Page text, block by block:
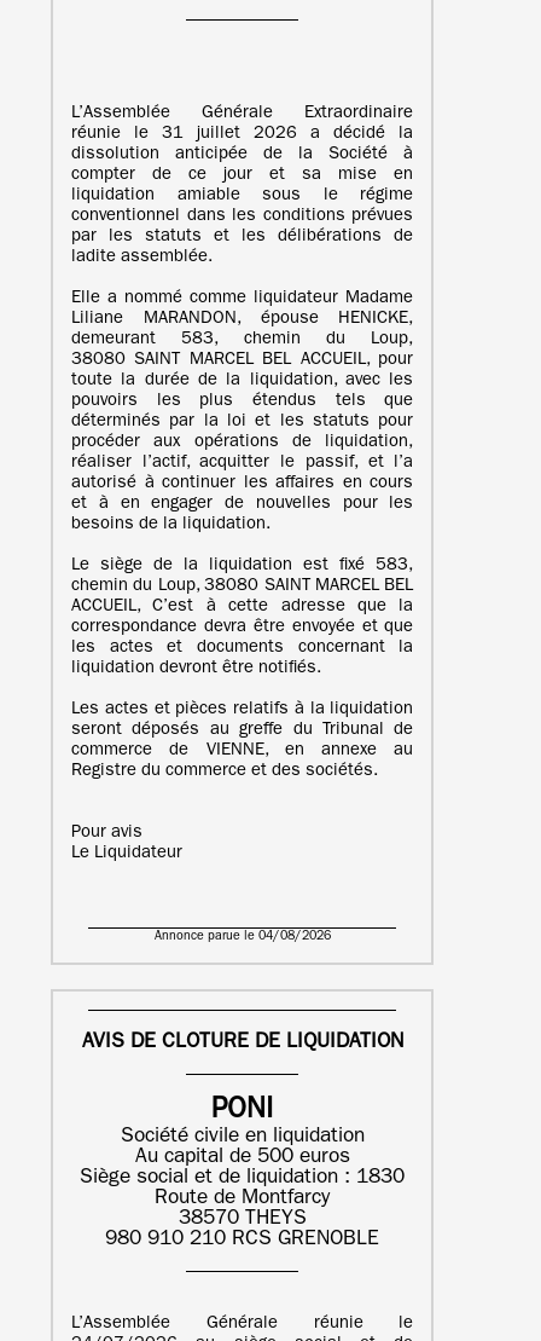
L’Assemblée Générale Extraordinaire
réunie le 31 juillet 2026 a décidé la
dissolution anticipée de la Société à
compter de ce jour et sa mise en
liquidation amiable sous le régime
conventionnel dans les conditions prévues
par les statuts et les délibérations de
ladite assemblée.
Elle a nommé comme liquidateur Madame
Liliane MARANDON, épouse HENICKE,
demeurant 583, chemin du Loup,
38080 SAINT MARCEL BEL ACCUEIL, pour
toute la durée de la liquidation, avec les
pouvoirs les plus étendus tels que
déterminés par la loi et les statuts pour
procéder aux opérations de liquidation,
réaliser l’actif, acquitter le passif, et l’a
autorisé à continuer les affaires en cours
et à en engager de nouvelles pour les
besoins de la liquidation.
Le siège de la liquidation est fixé 583,
chemin du Loup, 38080 SAINT MARCEL BEL
ACCUEIL, C’est à cette adresse que la
correspondance devra être envoyée et que
les actes et documents concernant la
liquidation devront être notifiés.
Les actes et pièces relatifs à la liquidation
seront déposés au greffe du Tribunal de
commerce de VIENNE, en annexe au
Registre du commerce et des sociétés.
Pour avis
Le Liquidateur
Annonce parue le 04/08/2026
AVIS DE CLOTURE DE LIQUIDATION
PONI
Société civile en liquidation
Au capital de 500 euros
Siège social et de liquidation : 1830
Route de Montfarcy
38570 THEYS
980 910 210 RCS GRENOBLE
L’Assemblée Générale réunie le